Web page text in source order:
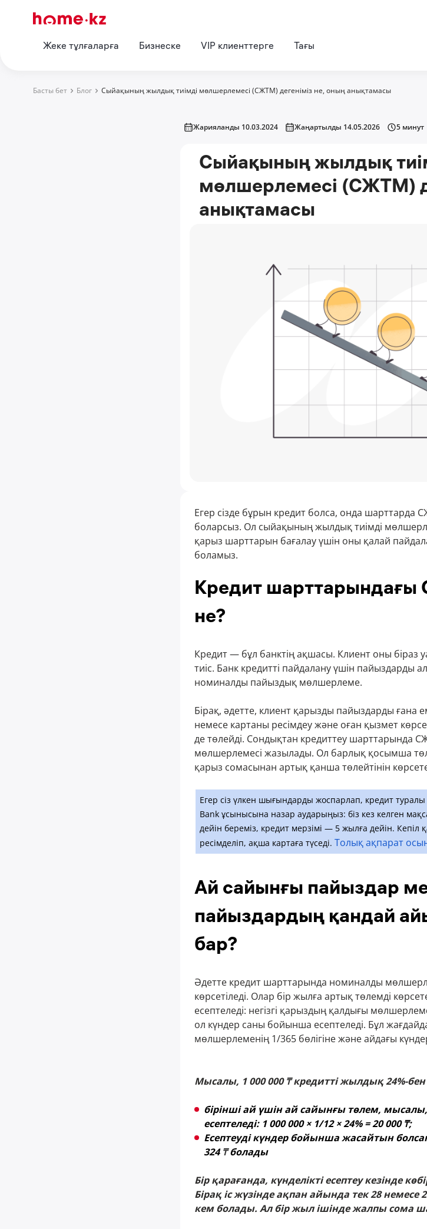
Жеке тұлғаларға Бизнеске VIP клиенттерге Тағы
Басты бет Блог Сыйақының жылдық тиімді мөлшерлемесі (СЖТМ) дегеніміз не, оның анықтамасы
Жарияланды 10.03.2024 Жаңартылды 14.05.2026 5 минут
Сыйақының жылдық
мөлшерлемесі (СЖТМ)
анықтамасы
Егер сізде бұрын кредит болса, онда шарттарда
боларсыз. Ол сыйақының жылдық тиімді
қарыз шарттарын бағалау үшін оны қалай
боламыз.
Кредит шарттарындағы
не?
Кредит — бұл банктің ақшасы. Клиент оны біраз
тиіс. Банк кредитті пайдалану үшін пайыздарды
номиналды пайыздық мөлшерлеме.
Бірақ, әдетте, клиент қарызды пайыздарды ғана
немесе картаны ресімдеу және оған қызмет
де төлейді. Сондықтан кредиттеу шарттарында
мөлшерлемесі жазылады. Ол барлық қосымша
қарыз сомасынан артық қанша төлейтінін
Егер сіз үлкен шығындарды жоспарлап, кредит
Bank ұсынысына назар аударыңыз: біз кез келген
дейін береміз, кредит мерзімі — 5 жылға дейін.
ресімделіп, ақша картаға түседі. Толық ақпарат
Ай сайынғы пайыздар
пайыздардың қандай
бар?
Әдетте кредит шарттарында номиналды
көрсетіледі. Олар бір жылға артық төлемді
есептеледі: негізгі қарыздың қалдығы
ол күндер саны бойынша есептеледі. Бұл
мөлшерлеменің 1/365 бөлігіне және айдағы
Мысалы, 1 000 000₸кредитті жылдық 24%-
бірінші ай үшін ай сайынғы төлем,
есептеледі: 1 000 000 × 1/12 × 24% = 20 000 ₸;
Есептеуді күндер бойынша жасайтын
324₸болады
Бір қарағанда, күнделікті есептеу кезінде
Бірақ іс жүзінде ақпан айында тек 28
кем болады. Ал бір жыл ішінде жалпы сома